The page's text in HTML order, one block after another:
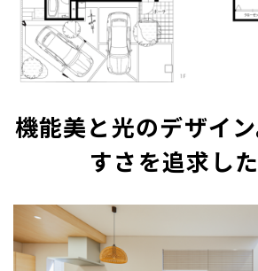
機能美と光のデザイ
すさを追求した